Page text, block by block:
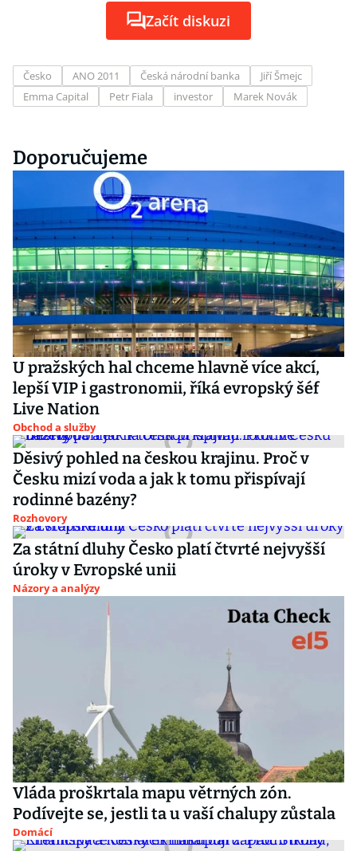
Začít diskuzi
Česko ANO 2011 Česká národní banka
Jiří Šmejc
Emma Capital
Petr Fiala investor Marek Novák
Doporučujeme
U pražských hal chceme hlavně více akcí,
lepší VIP i gastronomii, říká evropský šéf
Live Nation
Obchod a služby
Děsivý pohled na českou krajinu. Proč v
Česku mizí voda a jak k tomu přispívají
rodinné bazény?
Rozhovory
Za státní dluhy Česko platí čtvrté nejvyšší
úroky v Evropské unii
Názory a analýzy
Vláda proškrtala mapu větrných zón.
Podívejte se, jestli ta u vaší chalupy zůstala
Domácí